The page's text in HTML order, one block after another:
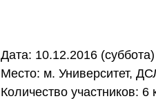
Дата: 10.12.2016 (суббота)
Место: м. Университет,
Количество участников: